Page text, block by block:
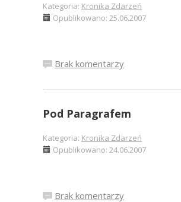
Kategoria: Kronika Zdarzeń
Opublikowano: 25.06.2007
Brak komentarzy
Pod Paragrafem
Kategoria: Kronika Zdarzeń
Opublikowano: 24.06.2007
Brak komentarzy